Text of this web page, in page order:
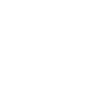
du har sparat och